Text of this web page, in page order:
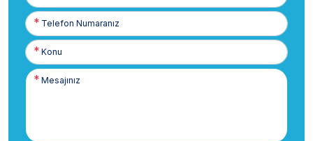
Telefon
Numaranız